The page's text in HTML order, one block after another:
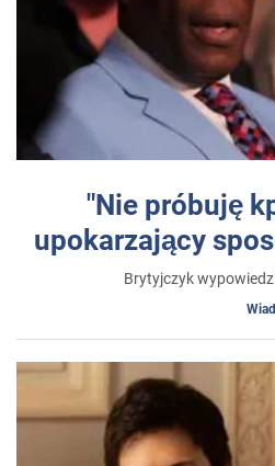
"Nie próbuję
upokarzający
Brytyjczyk